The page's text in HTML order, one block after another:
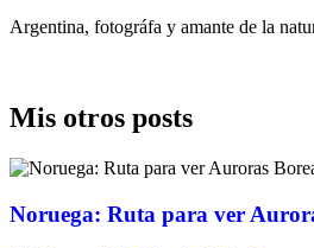
Argentina, fotográfa y amante de la
Mis otros posts
Noruega: Ruta para ver